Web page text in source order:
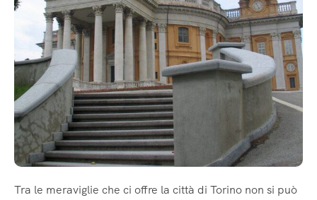
Tra le meraviglie che ci offre la città di Torino non si può